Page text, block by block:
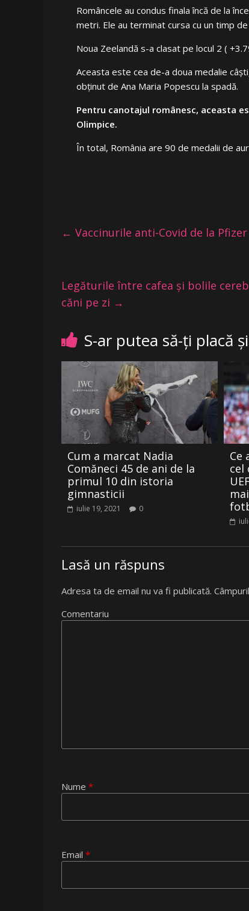
Româncele au condus finala încă de la
metri. Ele au terminat cursa cu un timp
Noua Zeelandă s-a clasat pe locul 2 (
Aceasta este cea de-a doua medalie
obținut de Ana Maria Popescu la spadă.
Pentru canotajul românesc, aceasta
Olimpice.
În total, România are 90 de medalii de
← Vaccinurile anti-Covid de la
Legăturile între cafea și bolile
căni pe zi →
S-ar putea să-ți placă și
Cum a marcat Nadia
Comăneci 45 de ani de la
primul 10 din istoria
gimnasticii
iulie 19, 2021 0
Ce
cel
Lasă un răspuns
Adresa ta de email nu va fi publicată.
Comentariu
Nume *
Email *